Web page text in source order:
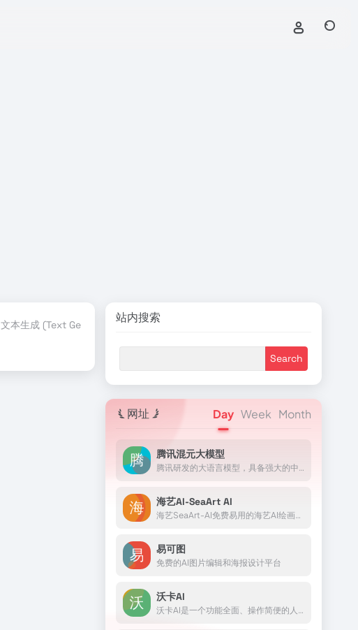
文本生成 (Text Generation) TensorFlow
站内搜索
网址 Day Week Month
腾讯混元大模型
腾讯研发的大语言模型，具备强大的中文创作能力，复杂语境下的逻辑推理能力，以及可靠的任务执行能力
海艺AI-SeaArt AI
海艺SeaArt-AI免费易用的海艺AI绘画工具，一个高效易用的AIGC绘图工具：SeaArt让你无需专业技能，短时间内成为艺术家。借助强大的渲染引擎和个性化混合推荐系统，高质量创作触手可...
易可图
免费的AI图片编辑和海报设计平台
沃卡AI
沃卡AI是一个功能全面、操作简便的人工智能平台，它通过集成多种AI技术，为用户提供了一个交互性强、应用场景广泛的智能助手。